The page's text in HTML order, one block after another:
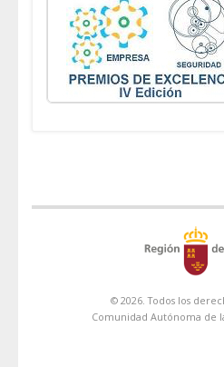
© 2026. Todos los
Comunidad Autónoma de